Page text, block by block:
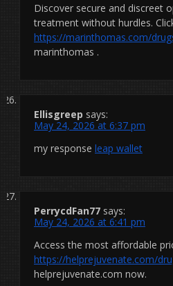
Discover secure and discreet
treatment without hurdles.
https://marinthomas.com/
marinthomas .
Ellisgreep says:
May 24, 2026 at 6:37 pm
my response leap wallet
PerrycdFan77 says:
May 24, 2026 at 6:41 pm
Access the most affordable
https://helprejuvenate.com/
helprejuvenate.com now.